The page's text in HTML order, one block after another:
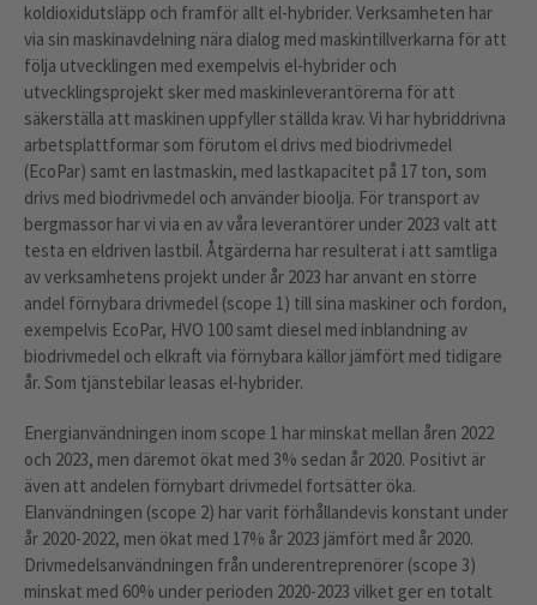
koldioxidutsläpp och framför allt el-hybrider. Verksamheten har
via sin maskinavdelning nära dialog med maskintillverkarna för att
följa utvecklingen med exempelvis el-hybrider och
utvecklingsprojekt sker med maskinleverantörerna för att
säkerställa att maskinen uppfyller ställda krav. Vi har hybriddrivna
arbetsplattformar som förutom el drivs med biodrivmedel
(EcoPar) samt en lastmaskin, med lastkapacitet på 17 ton, som
drivs med biodrivmedel och använder bioolja. För transport av
bergmassor har vi via en av våra leverantörer under 2023 valt att
testa en eldriven lastbil. Åtgärderna har resulterat i att samtliga
av verksamhetens projekt under år 2023 har använt en större
andel förnybara drivmedel (scope 1) till sina maskiner och fordon,
exempelvis EcoPar, HVO 100 samt diesel med inblandning av
biodrivmedel och elkraft via förnybara källor jämfört med tidigare
år. Som tjänstebilar leasas el-hybrider.
Energianvändningen inom scope 1 har minskat mellan åren 2022
och 2023, men däremot ökat med 3% sedan år 2020. Positivt är
även att andelen förnybart drivmedel fortsätter öka.
Elanvändningen (scope 2) har varit förhållandevis konstant under
år 2020-2022, men ökat med 17% år 2023 jämfört med år 2020.
Drivmedelsanvändningen från underentreprenörer (scope 3)
minskat med 60% under perioden 2020-2023 vilket ger en totalt